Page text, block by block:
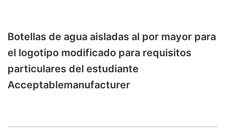
Botellas de agua aisladas al por mayor para
el logotipo modificado para requisitos
particulares del estudiante
Acceptablemanufacturer